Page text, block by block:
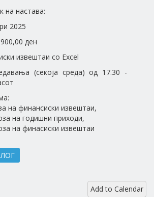
на настава:
2025
ден
извештаи со Excel
(секоја среда) од 17.30 -
на финансиски извештаи,
на годишни приходи,
на финасиски извештаи
Add to Calendar